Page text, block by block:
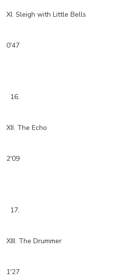
XI. Sleigh with Little Bells
0'47
16.
XII. The Echo
2'09
17.
XIII. The Drummer
1'27